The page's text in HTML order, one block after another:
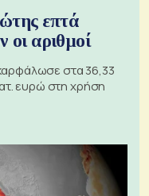
επτά
οι αριθμοί
στα 36,33
ευρώ στη χρήση